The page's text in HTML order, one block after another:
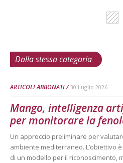
Dalla stessa categoria
ARTICOLI ABBONATI 30 Luglio 2026
Mango, intelligenza
per monitorare la
Un approccio preliminare per
ambiente mediterraneo. L’obiettivo
di un modello per il riconoscimento,